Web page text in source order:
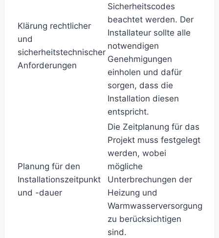
Klärung rechtlicher
und
sicherheitstechnischer
Anforderungen
Sicherheitscodes
beachtet werden. Der
Installateur sollte alle
notwendigen
Genehmigungen
einholen und dafür
sorgen, dass die
Installation diesen
entspricht.
Planung für den
Installationszeitpunkt
und -dauer
Die Zeitplanung für das
Projekt muss festgelegt
werden, wobei
mögliche
Unterbrechungen der
Heizung und
Warmwasserversorgung
zu berücksichtigen
sind.